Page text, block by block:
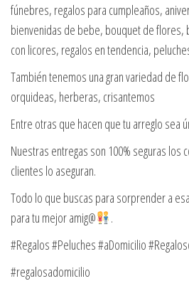
fúnebres, regalos para cumpleaños,
bienvenidas de bebe, bouquet de flores,
con licores, regalos en tendencia,
También tenemos una gran variedad de
orquideas, herberas, crisantemos
Entre otras que hacen que tu arreglo sea
Nuestras entregas son 100% seguras los
clientes lo aseguran.
Todo lo que buscas para sorprender a
para tu mejor amig@
.
#Regalos #Peluches #aDomicilio
#regalosadomicilio